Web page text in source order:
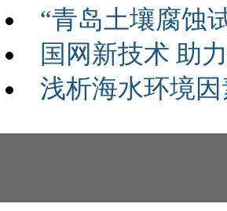
“青岛土壤腐蚀
国网新技术 助
浅析海水环境